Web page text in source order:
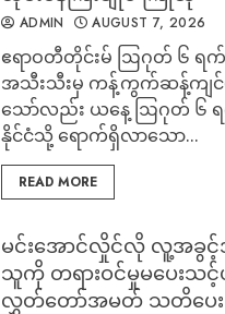
ADMIN AUGUST 7, 2026
ဧရာဝတီတိုင်းမ် ‎ဩဂုတ် ၆ ရ
အသီးသီးမှ ကန့်ကွက်ဆန့်ကျင်မှု
သော်လည်း ယနေ့ ဩဂုတ် ၆
နိုင်ငံသို့ ရောက်ရှိလာသော...
READ MORE
မင်းအောင်လှိုင်လို လူ့အခွင့်
သူကို တရားဝင်မှုမပေးသ
လွှတ်တော်အမတ် သတိပေး